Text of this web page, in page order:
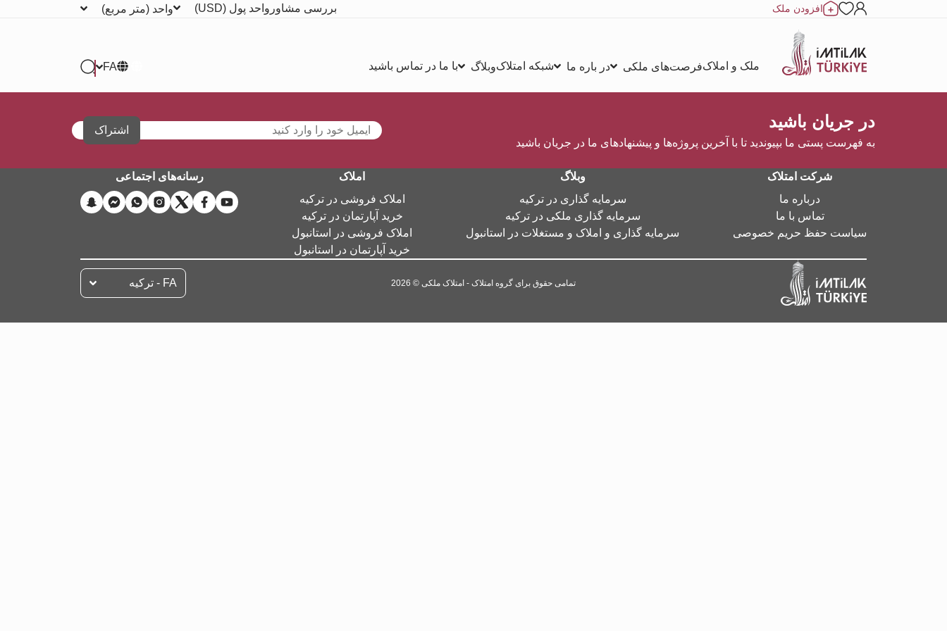
افزودن ملک بررسی مشاور واحد پول (USD) واحد (متر مربع)
ملک و املاکفرصت‌های ملکی در باره ما شبکه امتلاکوبلاگ با ما در تماس باشید FA
در جریان باشید
به فهرست پستی ما بپیوندید تا با آخرین پروژه‌ها و پیشنهادهای ما در جریان باشید
اشتراک
شرکت امتلاک
درباره ما
تماس با ما
سیاست حفظ حریم خصوصی
وبلاگ
سرمایه گذاری در ترکیه
سرمایه گذاری ملکی در ترکیه
سرمایه گذاری و املاک و مستغلات در استانبول
املاک
املاک فروشی در ترکیه
خرید آپارتمان در ترکیه
املاک فروشی در استانبول
خرید آپارتمان در استانبول
رسانه‌های اجتماعی
تمامی حقوق برای گروه امتلاک - امتلاک ملکی © 2026 FA - تركيه